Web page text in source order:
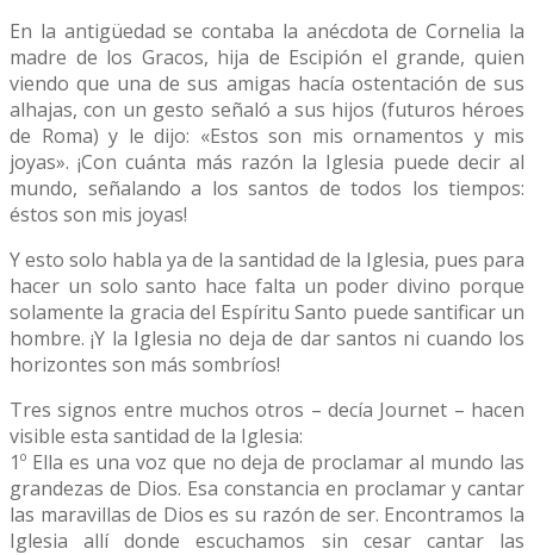
En la antigüedad se contaba la anécdota de Cornelia la
madre de los Gracos, hija de Escipión el grande, quien
viendo que una de sus amigas hacía ostentación de sus
alhajas, con un gesto señaló a sus hijos (futuros héroes
de Roma) y le dijo: «Estos son mis ornamentos y mis
joyas». ¡Con cuánta más razón la Iglesia puede decir al
mundo, señalando a los santos de todos los tiempos:
éstos son mis joyas!
Y esto solo habla ya de la santidad de la Iglesia, pues para
hacer un solo santo hace falta un poder divino porque
solamente la gracia del Espíritu Santo puede santificar un
hombre. ¡Y la Iglesia no deja de dar santos ni cuando los
horizontes son más sombríos!
Tres signos entre muchos otros – decía Journet – hacen
visible esta santidad de la Iglesia:
1º Ella es una voz que no deja de proclamar al mundo las
grandezas de Dios. Esa constancia en proclamar y cantar
las maravillas de Dios es su razón de ser. Encontramos la
Iglesia allí donde escuchamos sin cesar cantar las